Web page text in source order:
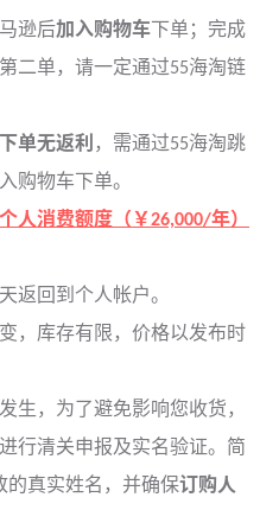
逊后加入购物车 下单；完成
二单，请一定通过55海淘链
单无返利 ，需通过55海淘跳
购物车下单。
人消费额度（￥26,000/年）
返回到个人帐户。
，库存有限，价格以发布时
生，为了避免影响您收货，
行清关申报及实名验证。简
的真实姓名，并确保订购人